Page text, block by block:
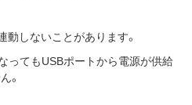
しないことがあります。
ってもUSBポートから電源が供給
。